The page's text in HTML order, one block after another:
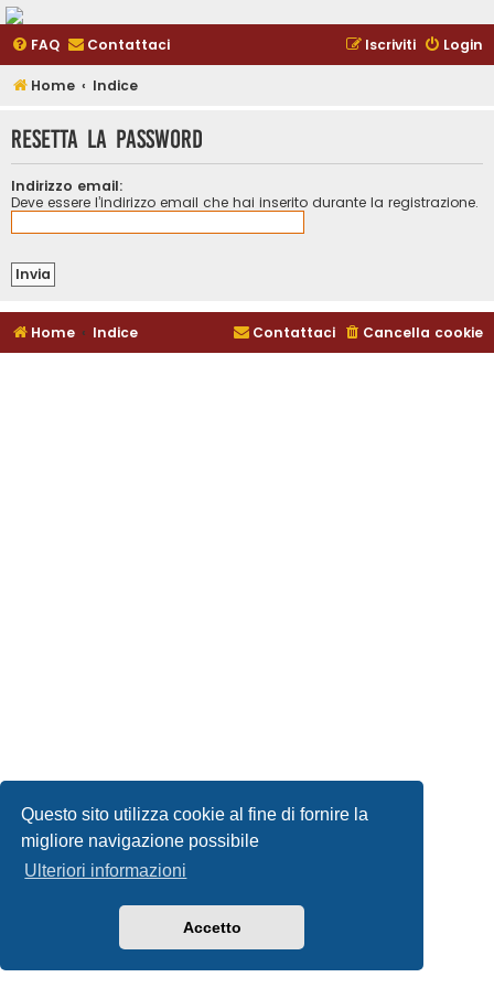
Questo sito utilizza cookie al fine di fornire la
migliore navigazione possibile
Ulteriori informazioni
Accetto
FAQ Contattaci Login
Iscriviti
Home Indice
Resetta la password
Indirizzo email:
Deve essere l’indirizzo email che hai inserito durante la registrazione.
Home Indice Cancella cookie
Contattaci